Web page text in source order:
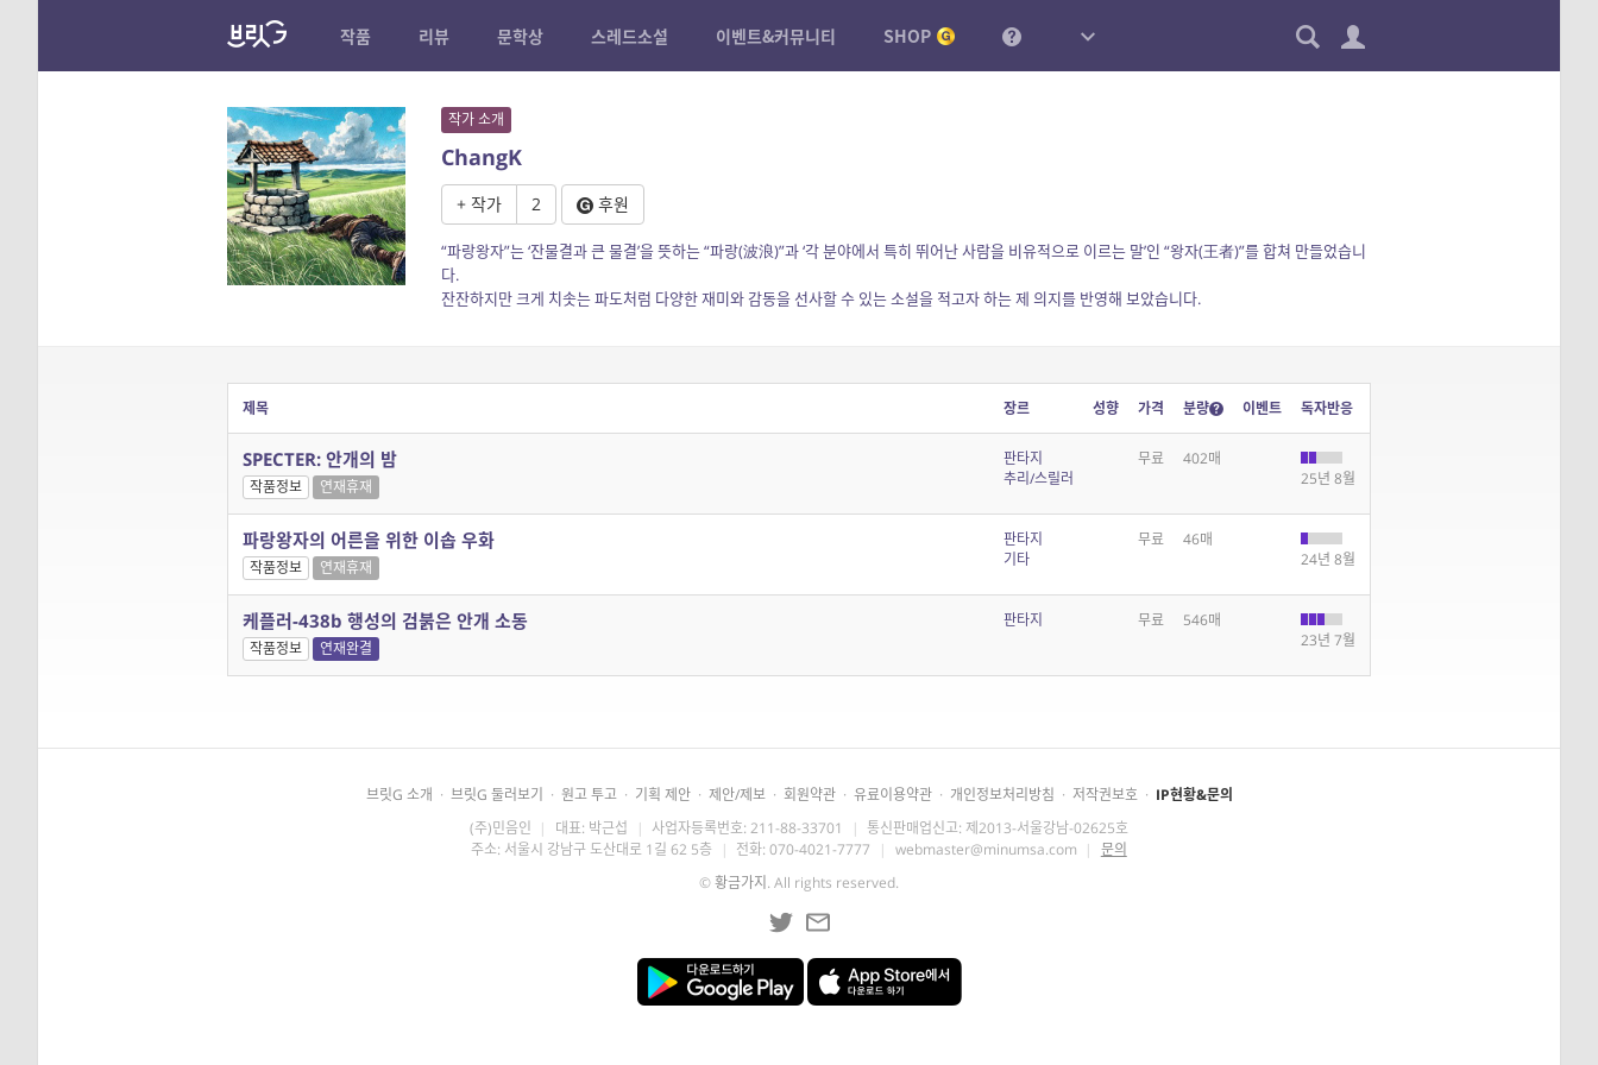
작품 리뷰 문학상 스레드소설 이벤트&커뮤니티 SHOP
작가 소개
ChangK
+ 작가 2 후원
“파랑왕자”는 ‘잔물결과 큰 물결’을 뜻하는 “파랑(波浪)”과 ‘각 분야에서 특히 뛰어난 사람을 비유적으로 이르는 말’인 “왕자(王者)”를 합쳐 만들었습니
다.
잔잔하지만 크게 치솟는 파도처럼 다양한 재미와 감동을 선사할 수 있는 소설을 적고자 하는 제 의지를 반영해 보았습니다.
제목 장르 성향 가격 분량 이벤트 독자반응
SPECTER: 안개의 밤
작품정보 연재휴재
판타지
추리/스릴러
무료
402매
25년 8월
파랑왕자의 어른을 위한 이솝 우화
작품정보 연재휴재
판타지
기타
무료
46매
24년 8월
케플러-438b 행성의 검붉은 안개 소동
작품정보 연재완결
판타지 무료
546매
23년 7월
브릿G 소개 · 브릿G 둘러보기 · 원고 투고 · 기획 제안 · 제안/제보 · 회원약관 · 유료이용약관 · 개인정보처리방침 · 저작권보호 · IP현황&문의
(주)민음인 | 대표: 박근섭 | 사업자등록번호: 211-88-33701 | 통신판매업신고: 제2013-서울강남-02625호
주소: 서울시 강남구 도산대로 1길 62 5층 | 전화: 070-4021-7777 | webmaster@minumsa.com | 문의
©황금가지 . All rights reserved.